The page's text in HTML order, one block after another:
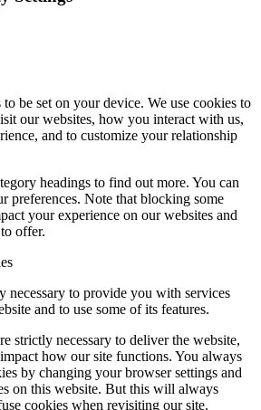
be set on your device. We use cookies to
our websites, how you interact with us,
and to customize your relationship
headings to find out more. You can
preferences. Note that blocking some
your experience on our websites and
offer.
necessary to provide you with services
and to use some of its features.
strictly necessary to deliver the website,
how our site functions. You always
by changing your browser settings and
on this website. But this will always
cookies when revisiting our site.